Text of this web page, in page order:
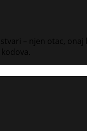
– njen otac,